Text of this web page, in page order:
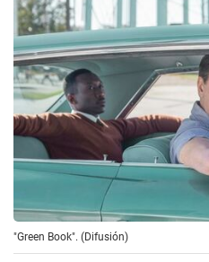
"Green Book". (Difusión)